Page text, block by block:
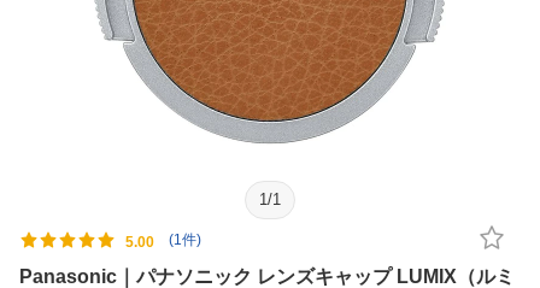
1 /1
5.00 (1件)
Panasonic｜パナソニック レンズキャップ LUMIX（ルミ